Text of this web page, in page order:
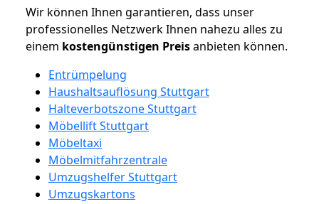
Wir können Ihnen garantieren, dass unser
professionelles Netzwerk Ihnen nahezu alles zu
einem kostengünstigen Preisanbieten können.
Entrümpelung
Haushaltsauflösung Stuttgart
Halteverbotszone Stuttgart
Möbellift Stuttgart
Möbeltaxi
Möbelmitfahrzentrale
Umzugshelfer Stuttgart
Umzugskartons